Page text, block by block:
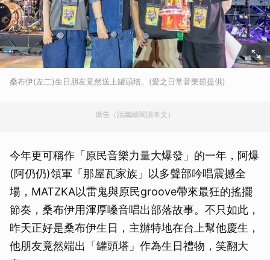
桑布伊(左二)生日朋友竟然送上罐頭塔。(愛之日常音樂節提供)
廣告（請繼續閱讀本文）
今年更可稱作「原民音樂力量大爆發」的一年，阿爆
(阿仍仍)領軍「那屋瓦家族」以多聲部吟唱震撼全
場，MATZKA以雷鬼與原民groove帶來最狂的搖擺
節奏，桑布伊用渾厚嗓音唱出部落故事。不只如此，
昨天正好是桑布伊生日，主辦特地在台上幫他慶生，
他朋友竟然端出「罐頭塔」作為生日禮物，笑翻大